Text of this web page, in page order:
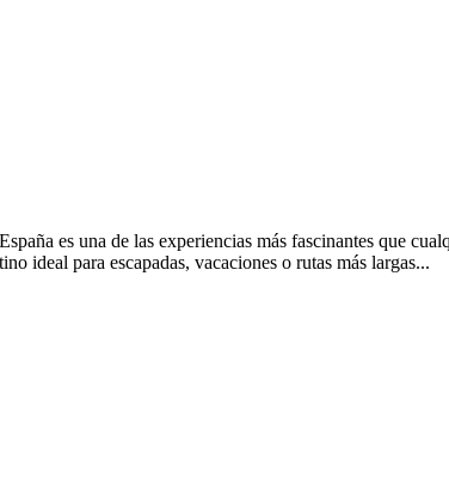
es una de las experiencias más fascinantes que
ideal para escapadas, vacaciones o rutas más largas...